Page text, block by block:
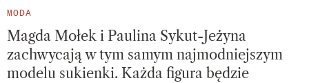
MODA
Magda Mołek i Paulina Sykut-Jeżyna
zachwycają w tym samym najmodniejszym
modelu sukienki. Każda figura będzie